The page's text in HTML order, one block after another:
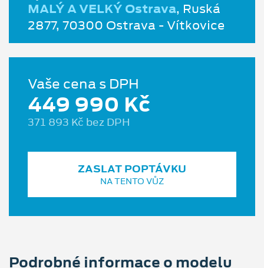
MALÝ A VELKÝ Ostrava, Ruská
2877, 70300 Ostrava - Vítkovice
Vaše cena s DPH
449 990 Kč
371 893 Kč bez DPH
ZASLAT POPTÁVKU
NA TENTO VŮZ
Podrobné informace o modelu